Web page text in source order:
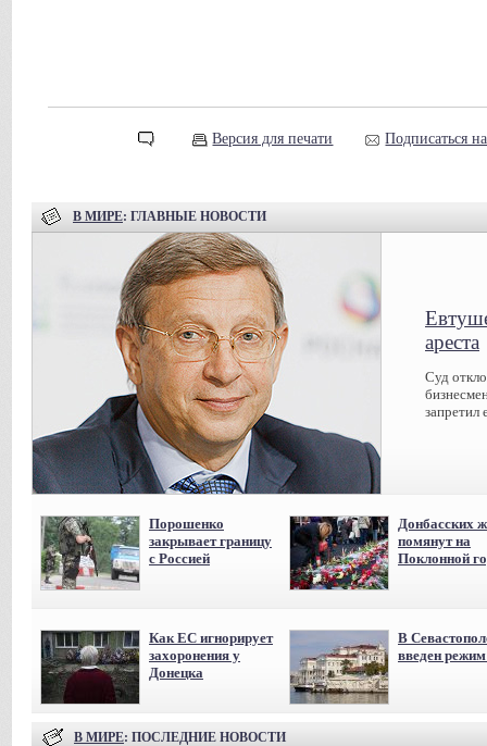
Версия для печати Подписаться
В МИРЕ: ГЛАВНЫЕ НОВОСТИ
ареста
Суд
запретил
Порошенко
закрывает границу
с Россией
Донбасских
помянут на
Поклонной
Как ЕС игнорирует
захоронения у
Донецка
В
введен
В МИРЕ: ПОСЛЕДНИЕ НОВОСТИ